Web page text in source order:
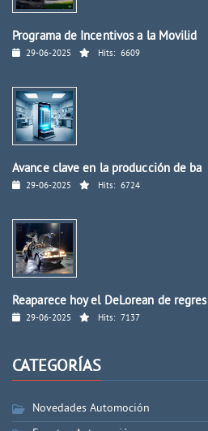
Programa de Incentivos a la Movilid
29-06-2025 Hits: 6609
Avance clave en la producción de ba
29-06-2025 Hits: 6724
Reaparece hoy el DeLorean de regres
29-06-2025 Hits: 7137
CATEGORÍAS
Novedades Automoción